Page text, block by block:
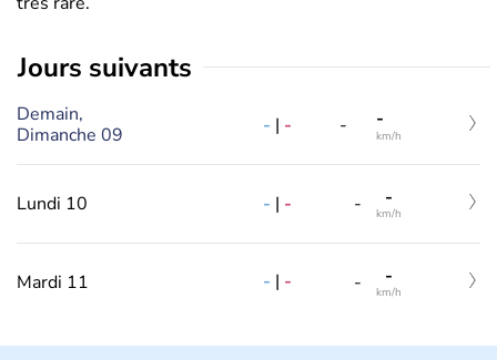
jours suivants
Demain,
Dimanche 09
- | - - -
km/h
Lundi 10 - | - - -
km/h
Mardi 11 - | - - -
km/h